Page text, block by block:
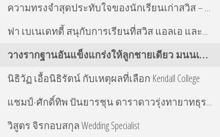
ความทรงจำสุดประทับใจของนักเรียนเก่าสวิส – คุณแป้ง พิมพ์พัชรา สุมาวงศ์
ฟา เบเนเดทตี้ สนุกับการเรียนที่สวิส แอลเอ และบอสตัน
วางรากฐานอันแข็งแกร่งให้ลูกชายเดียว มนนเทพ พรประภา
นิธิวัฏ เอื้อนิธิรัตน์ กับเหตุผลที่เลือก Kendall College
แชมป์-ศักดิ์ทิพ ปันยารชุน ดาราดาวรุ่งทายาทธุรกิจใหญ่ผู้มากความสามารถ
วิสูตร จิรกอบสกุล Wedding Specialist